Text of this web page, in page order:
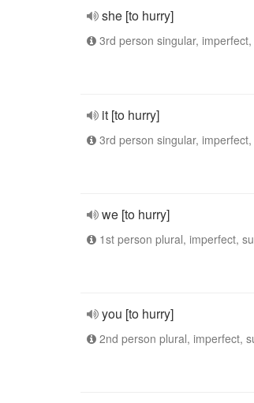
she [to hurry]
3rd person singular,
it [to hurry]
3rd person singular,
we [to hurry]
1st person plural, imperfect,
you [to hurry]
2nd person plural, imperfect,